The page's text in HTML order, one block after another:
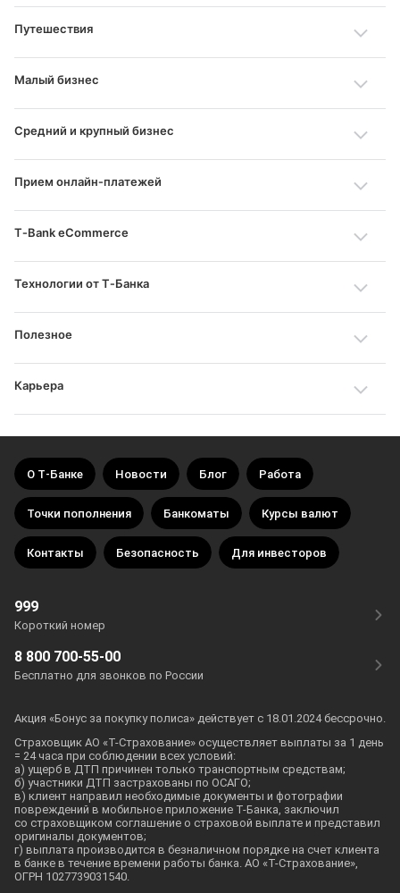
Путешествия
Малый бизнес
Средний и крупный бизнес
Прием онлайн‑платежей
T‑Bank eCommerce
Технологии от Т‑Банка
Полезное
Карьера
О Т‑Банке Новости Блог Работа
Точки пополнения Банкоматы Курсы валют
Контакты Безопасность Для инвесторов
999
Короткий номер
8 800 700-55-00
Бесплатно для звонков по России
Акция «Бонус за покупку полиса» действует с 18.01.2024 бессрочно.
Страховщик АО «Т-Страхование» осуществляет выплаты за 1 день
= 24 часа при соблюдении всех условий:
а) ущерб в ДТП причинен только транспортным средствам;
б) участники ДТП застрахованы по ОСАГО;
в) клиент направил необходимые документы и фотографии
повреждений в мобильное приложение Т-Банка, заключил
со страховщиком соглашение о страховой выплате и представил
оригиналы документов;
г) выплата производится в безналичном порядке на счет клиента
в банке в течение времени работы банка. АО «Т-Страхование»,
ОГРН 1027739031540.